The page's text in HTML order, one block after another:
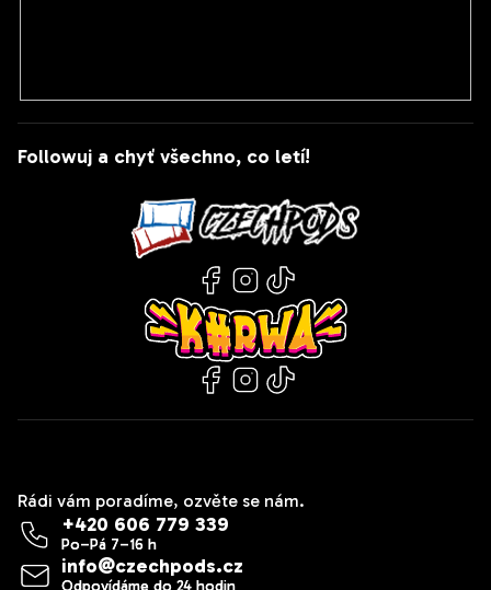
Followuj a chyť všechno, co letí!
Rádi vám poradíme, ozvěte se nám.
info@czechpods.cz
+420 606 779 339